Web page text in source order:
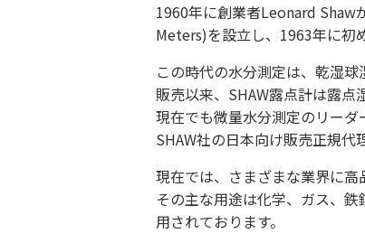
1960年に創業者Leonard Shaw
Meters)を設立し、1963年に初
この時代の水分測定は、乾湿球
販売以来、SHAW露点計は露点
現在でも微量水分測定のリーダ
SHAW社の日本向け販売正規代
現在では、さまざまな業界に高
その主な用途は化学、ガス、
用されております。